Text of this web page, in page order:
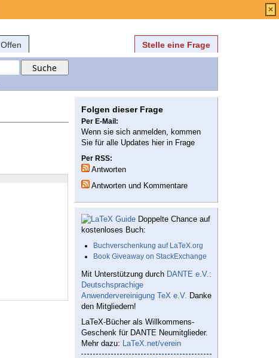
Offen Stelle eine Frage
Folgen dieser Frage
Per E-Mail:
Wenn sie sich anmelden, kommen
Sie für alle Updates hier in Frage
Per RSS:
Antworten
Antworten und Kommentare
Doppelte Chance auf
kostenloses Buch:
Buchverschenkung auf LaTeX.org
Book Giveaway on StackExchange
Mit Unterstützung durch DANTE e.V.:
Deutschsprachige
Anwendervereinigung TeX e.V. Danke
den Mitgliedern!
LaTeX-Bücher als Willkommens-
Geschenk für DANTE Neumitglieder.
Mehr dazu: LaTeX.net/verein
×